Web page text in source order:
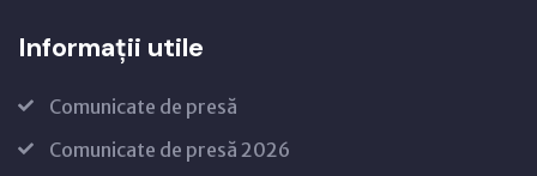
Informații utile
Comunicate de presă
Comunicate de presă 2026